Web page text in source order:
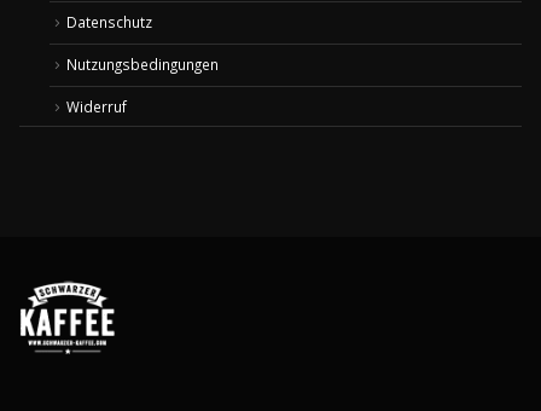
Datenschutz
Nutzungsbedingungen
Widerruf